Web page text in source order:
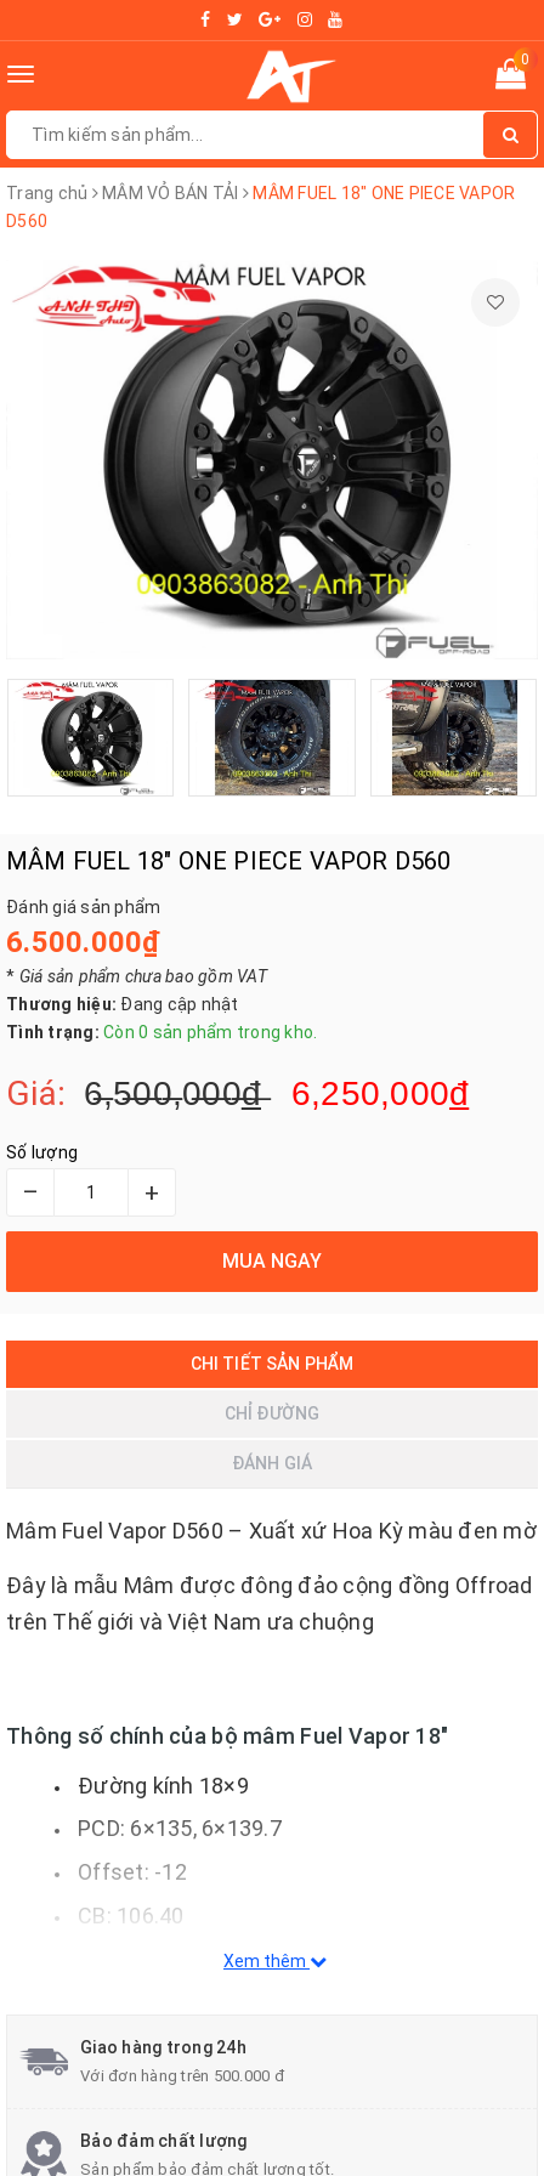
Toggle
0
Trang chủ MÂM VỎ BÁN TẢI
MÂM FUEL 18" ONE PIECE VAPOR
D560
MÂM FUEL 18" ONE PIECE VAPOR D560
Đánh giá sản phẩm
6.500.000₫
* Giá sản phẩm chưa bao gồm VAT
Thương hiệu: Đang cập nhật
Tình trạng: Còn 0 sản phẩm trong kho.
Giá: 6̶̶,5̶̶0̶̶0̶̶,0̶̶0̶̶0̶̶đ̶6,250,000đ
Số lượng
– +
MUA NGAY
CHI TIẾT SẢN PHẨM
CHỈ ĐƯỜNG
ĐÁNH GIÁ
Mâm Fuel Vapor D560 – Xuất xứ Hoa Kỳ màu đen mờ
Đây là mẫu Mâm được đông đảo cộng đồng Offroad
trên Thế giới và Việt Nam ưa chuộng
Thông số chính của bộ mâm Fuel Vapor 18″
Đường kính 18×9
PCD: 6×135, 6×139.7
Offset: -12
CB: 106.40
Màu: Matte Black (Đen mờ)
SUV (trừ Nissan Navara)
Xem thêm
Giao hàng trong 24h
Với đơn hàng trên 500.000 đ
Bảo đảm chất lượng
Sản phẩm bảo đảm chất lượng tốt.